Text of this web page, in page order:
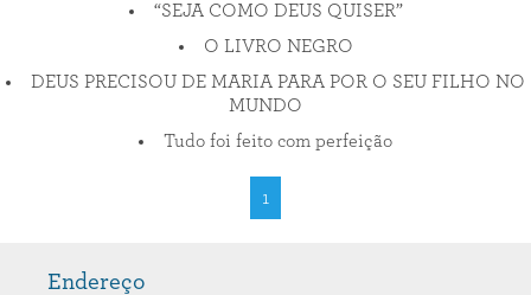
“SEJA COMO DEUS QUISER”
O LIVRO NEGRO
DEUS PRECISOU DE MARIA PARA POR O SEU FILHO NO
MUNDO
Tudo foi feito com perfeição
1
Endereço